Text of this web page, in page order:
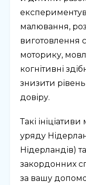
малювання,
виготовлення
моторику,
когнітивні
знизити
довіру.
Такі
уряду
Нідерландів)
закордонних
за вашу